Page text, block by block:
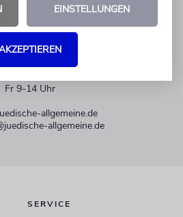
Fr 9-14 Uhr
allgemeine.de
allgemeine.de
SERVICE
EINSTELLUNGEN